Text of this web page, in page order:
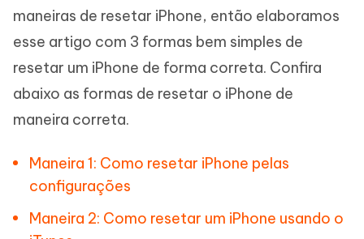
maneiras de resetar iPhone, então elaboramos
esse artigo com 3 formas bem simples de
resetar um iPhone de forma correta. Confira
abaixo as formas de resetar o iPhone de
maneira correta.
Maneira 1: Como resetar iPhone pelas
configurações
Maneira 2: Como resetar um iPhone usando o